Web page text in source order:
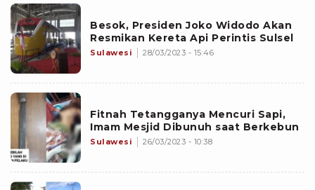
Besok, Presiden Joko Widodo Akan
Resmikan Kereta Api Perintis Sulsel
Sulawesi 28/03/2023 - 15:46
Fitnah Tetangganya Mencuri Sapi,
Imam Mesjid Dibunuh saat Berkebun
Sulawesi 26/03/2023 - 10:38